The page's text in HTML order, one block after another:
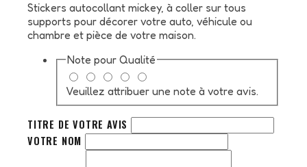
Stickers autocollant mickey, à coller sur tous
supports pour décorer votre auto, véhicule ou
chambre et pièce de votre maison.
Note pour Qualité
Veuillez attribuer une note à votre avis.
TITRE DE VOTRE AVIS
VOTRE NOM